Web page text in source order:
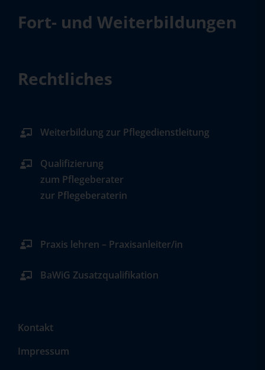
Fort- und Weiterbildungen
Rechtliches
Weiterbildung zur Pflegedienstleitung
Qualifizierung
zum Pflegeberater
zur Pflegeberaterin
Praxis lehren – Praxisanleiter/in
BaWiG Zusatzqualifikation
Kontakt
Impressum